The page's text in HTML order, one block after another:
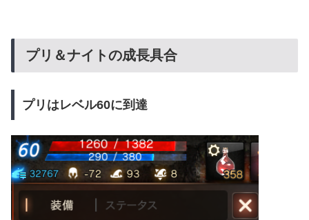
プリ＆ナイトの成長具合
プリはレベル60に到達